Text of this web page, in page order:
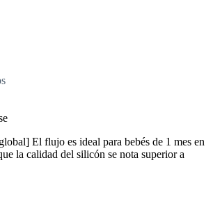
El flujo es ideal para bebés de 1 mes en
la calidad del silicón se nota superior a